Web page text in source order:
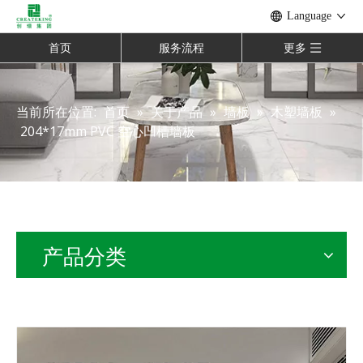
Language
首页 服务流程 更多
当前所在位置: 首页 » 关于产品 » 墙板 » 木塑墙板 »
204*17mm PVC 空心凹槽墙板
产品分类